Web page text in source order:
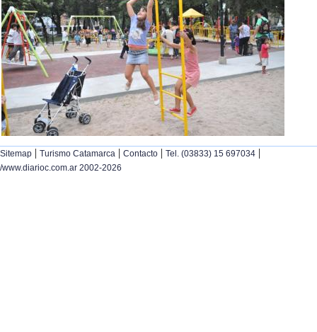
Sitemap | Turismo Catamarca | Contacto | Tel. (03833) 15 697034 |
/www.diarioc.com.ar 2002-2026